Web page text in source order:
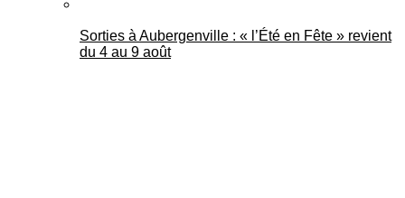
Sorties à Aubergenville : « l’Été en Fête » revient
du 4 au 9 août